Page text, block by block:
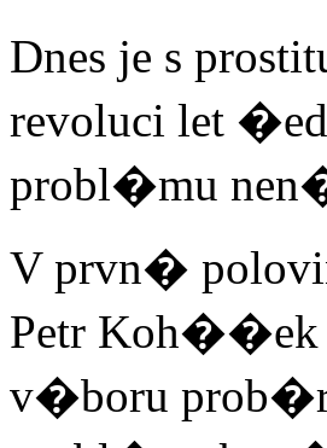
Dnes je s
revoluci let
probl�mu
V prvn�
Petr
v�boru